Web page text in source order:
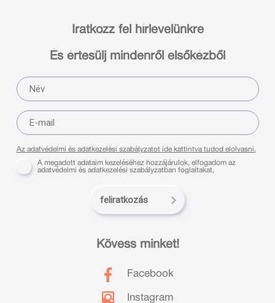
Kövess minket!
Facebook
Instagram
Iratkozz fel hírlevelünkre
És értesülj mindenről elsőkézből
Az adatvédelmi és adatkezelési szabályzatot ide kattintva tudod elolvasni.
A megadott adataim kezeléséhez hozzájárulok, elfogadom az
adatvédelmi és adatkezelési szabályzatban foglaltakat,
feliratkozás